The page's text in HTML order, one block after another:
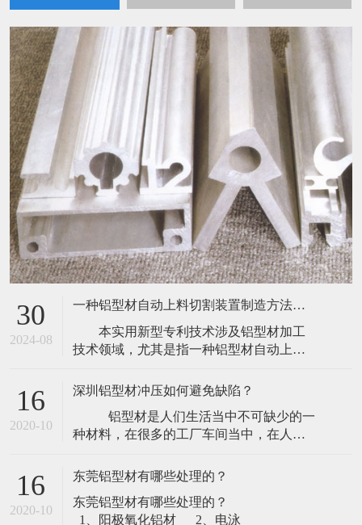
30
2024-08
一种铝型材自动上料切割装置制造方法及图纸
本实用新型专利技术涉及铝型材加工
技术领域，尤其是指一种铝型材自动上料
切割装置，包括机台、上料箱、推动气
缸、传动带、驱动电机和切割机构，所述
切割机构包括切割刀、支架和驱动器，所
述支架上设置有外壳，所述切割机构安装
于所述外壳内，所述外壳下端设置有进出
口，所述切割机构下方设置有吸尘机构，
所述吸尘机构安
16
2020-10
深圳铝型材冲压如何避免缺陷？
​ 铝型材是人们生活当中不可缺少的一
种材料，在很多的工厂车间当中，在人们
的家庭设备当中，工业铝型材都占据着非
常重要的地位。而工业铝型材是一种质地
较软的材料，所以在冲压生产的时候就会
很容易出现被损伤的现象，那么深圳铝型
材冲压如何避免缺陷？以下几点：
16
2020-10
东莞铝型材有哪些处理的？
​东莞铝型材有哪些处理的？
1、阳极氧化铝材 2、电泳
16
2020-10
东莞铝型材选购注意事项？
​选购及使用铝合金建筑型材产品时，一般
东莞铝型材该注意以下几点：
期、规格
16
2020-10
东莞铝型材挤压吸附颗粒的形成原因
​在散热片东莞铝型材的挤压生产过程中
中，常见缺陷有弯曲、扭拧、变形、夹渣